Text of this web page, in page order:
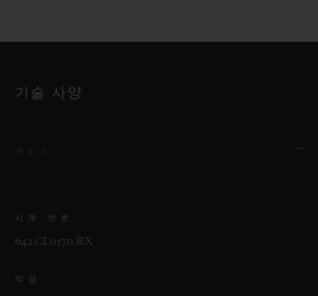
기술 사양
시계 번호
642.CI.0170.RX
직경